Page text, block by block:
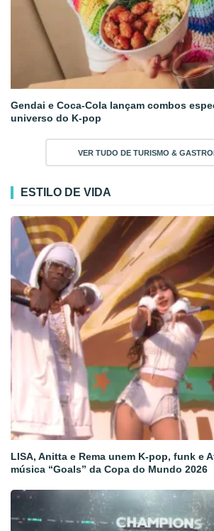
Gendai e Coca-Cola lançam combos
universo do K-pop
VER TUDO DE TURISMO &
ESTILO DE VIDA
LISA, Anitta e Rema unem K-pop, funk e
música “Goals” da Copa do Mundo 2026